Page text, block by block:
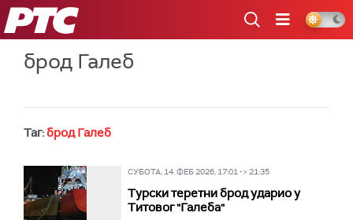
РТС
брод Галеб
Таг:брод Галеб
СУБОТА, 14. ФЕБ 2026, 17:01 -> 21:35
Турски теретни брод ударио у
Титовог "Галеба"